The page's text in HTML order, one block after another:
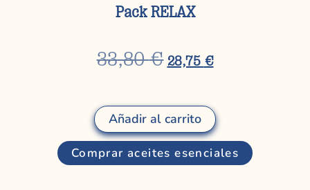
Pack RELAX
33,80€ 28,75 €
Añadir al carrito
Comprar aceites esenciales